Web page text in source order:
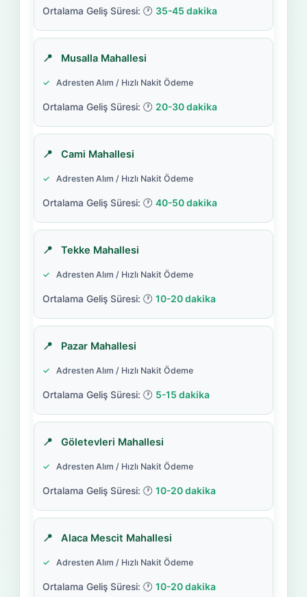
35-45 dakika
Musalla Mahallesi
Adresten Alım / Hızlı Nakit Ödeme
20-30 dakika
Cami Mahallesi
Adresten Alım / Hızlı Nakit Ödeme
40-50 dakika
Tekke Mahallesi
Adresten Alım / Hızlı Nakit Ödeme
10-20 dakika
Pazar Mahallesi
Adresten Alım / Hızlı Nakit Ödeme
5-15 dakika
Göletevleri Mahallesi
Adresten Alım / Hızlı Nakit Ödeme
10-20 dakika
Alaca Mescit Mahallesi
Adresten Alım / Hızlı Nakit Ödeme
10-20 dakika